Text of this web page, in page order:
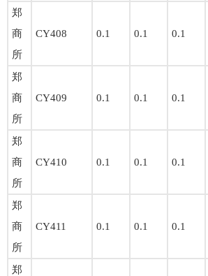
郑
商
所
CY408 0.1 0.1 0.1
郑
商
所
CY409 0.1 0.1 0.1
郑
商
所
CY410 0.1 0.1 0.1
郑
商
所
CY411 0.1 0.1 0.1
郑